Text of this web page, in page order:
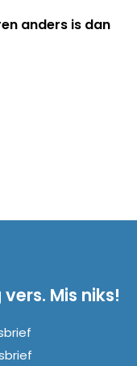
anders is dan
Mis niks!